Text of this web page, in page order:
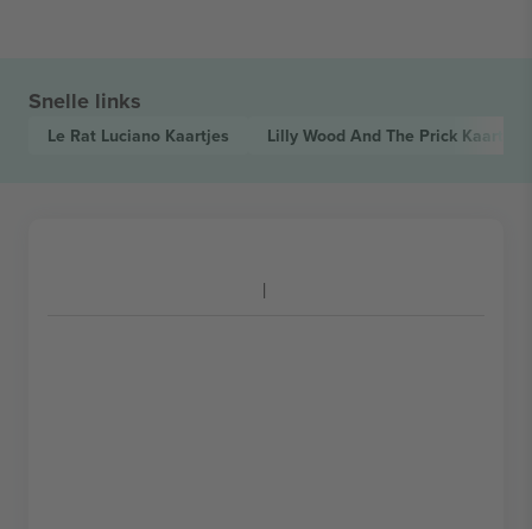
Snelle links
Le Rat Luciano Kaartjes Lilly Wood And The Prick Kaartjes